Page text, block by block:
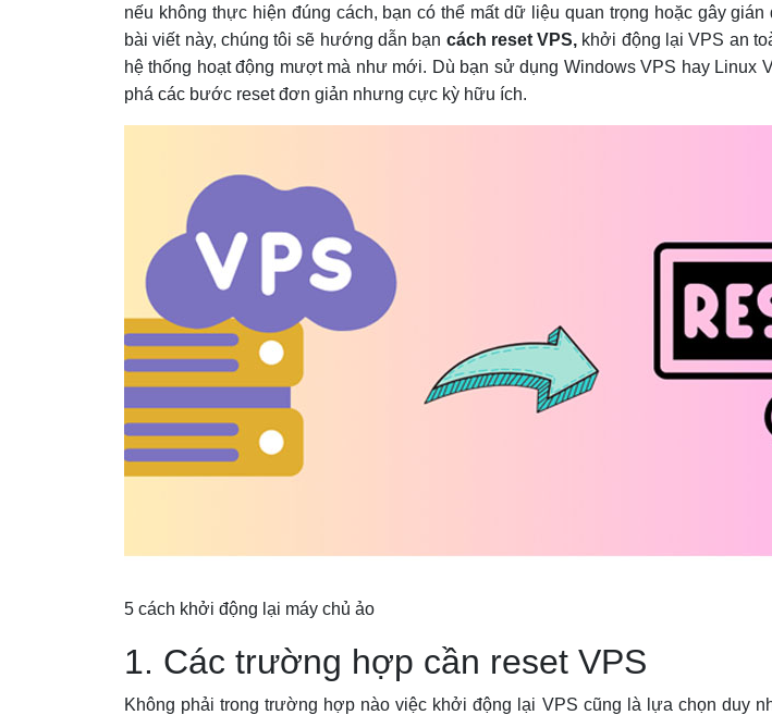
nếu không thực hiện đúng cách, bạn có thể mất dữ liệu quan trọng hoặc gây gián
bài viết này, chúng tôi sẽ hướng dẫn bạn cách reset VPS, khởi động lại VPS an
hệ thống hoạt động mượt mà như mới. Dù bạn sử dụng Windows VPS hay Linux
phá các bước reset đơn giản nhưng cực kỳ hữu ích.
5 cách khởi động lại máy chủ ảo
1. Các trường hợp cần reset VPS
Không phải trong trường hợp nào việc khởi động lại VPS cũng là lựa chọn duy